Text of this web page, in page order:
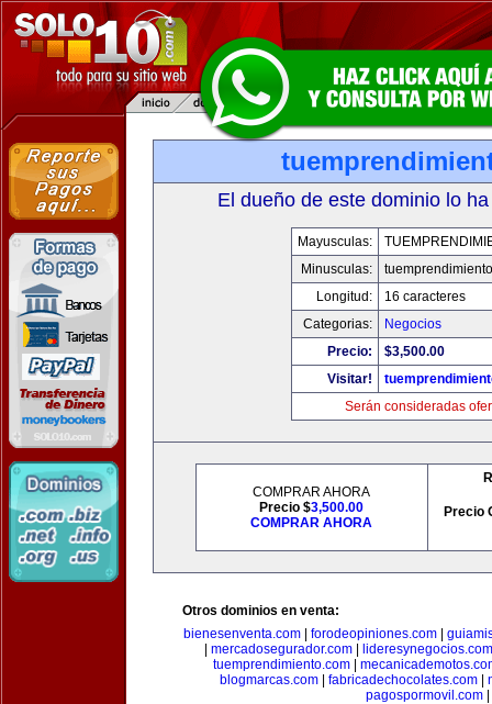
El dueño de este dominio lo
Mayusculas:
Minusculas:
Longitud:
16 caracteres
Categorias:
Negocios
Precio:
$3,500.00
Visitar!
Serán consideradas
COMPRAR AHORA
Precio $3,500.00
COMPRAR AHORA
Precio
Otros dominios en venta:
bienesenventa.com
forodeopiniones.com
mercadosegurador.com
lideresynegocios.com
tuemprendimiento.com
blogmarcas.com
fabricadechocolates.com
pagospormovil.com|